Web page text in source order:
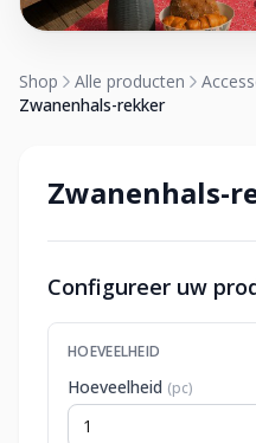
Shop Alle producten
Zwanenhals-rekker
Zwanenhals-
Configureer uw
HOEVEELHEID
Hoeveelheid (pc)